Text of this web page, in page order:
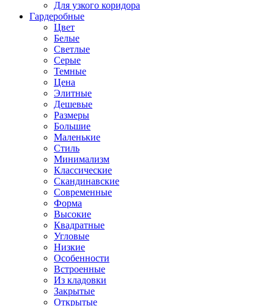
Для узкого коридора
Гардеробные
Цвет
Белые
Светлые
Серые
Темные
Цена
Элитные
Дешевые
Размеры
Большие
Маленькие
Стиль
Минимализм
Классические
Скандинавские
Современные
Форма
Высокие
Квадратные
Угловые
Низкие
Особенности
Встроенные
Из кладовки
Закрытые
Открытые